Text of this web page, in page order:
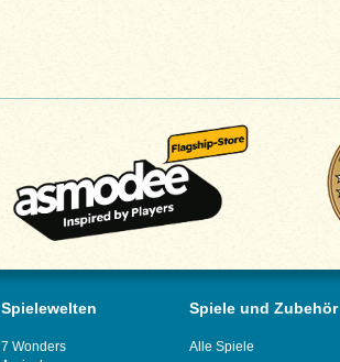
Spielewelten
7 Wonders
Spiele und Zubehör
Alle Spiele